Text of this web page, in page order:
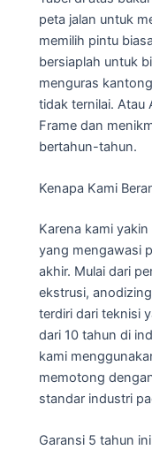
peta jalan untuk
memilih pintu
bersiaplah untuk
menguras
tidak ternilai. Atau
Frame dan
bertahun-tahun.
Kenapa Kami
Karena kami
yang mengawasi
akhir. Mulai dari
ekstrusi,
terdiri dari teknisi
dari 10 tahun di
kami
memotong
standar industri
Garansi 5 tahun